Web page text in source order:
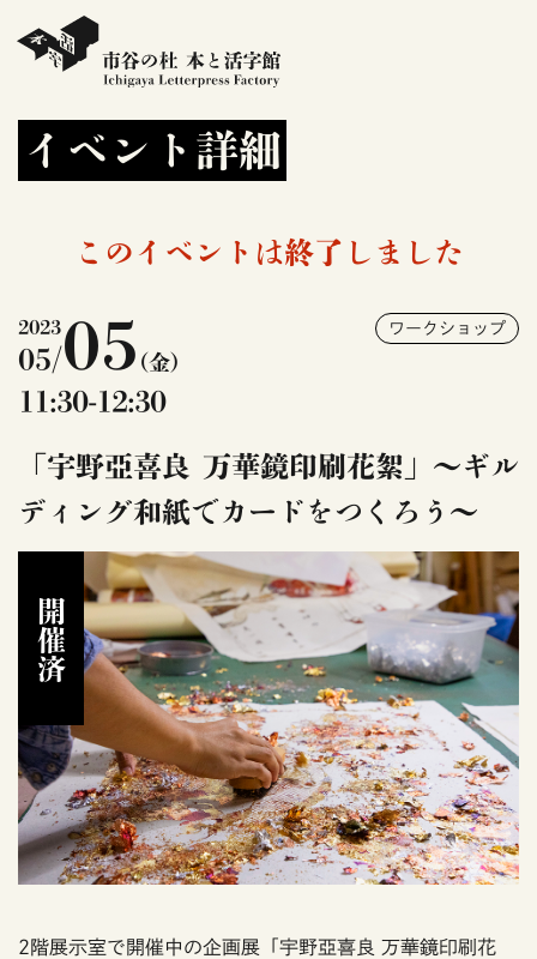
イベント詳細
このイベントは終了しました
2023
05/05 (金)
11:30-12:30
ワークショップ
「宇野亞喜良 万華鏡印刷花絮」～ギル
ディング和紙でカードをつくろう～
開催済
2階展示室で開催中の企画展「宇野亞喜良 万華鏡印刷花